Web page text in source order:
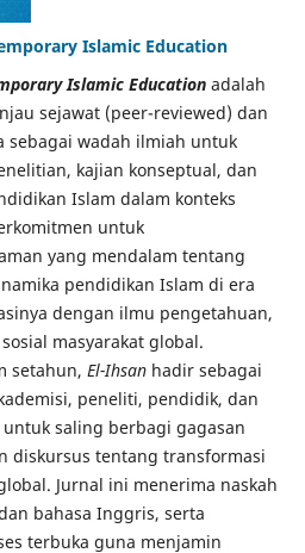
Islamic Education
Islamic Educationadalah
sejawat (peer-reviewed) dan
sebagai wadah ilmiah untuk
kajian konseptual, dan
Islam dalam konteks
untuk
yang mendalam tentang
pendidikan Islam di era
dengan ilmu pengetahuan,
masyarakat global.
setahun, El-Ihsanhadir sebagai
peneliti, pendidik, dan
saling berbagi gagasan
diskursus tentang transformasi
Jurnal ini menerima naskah
bahasa Inggris, serta
terbuka guna menjamin